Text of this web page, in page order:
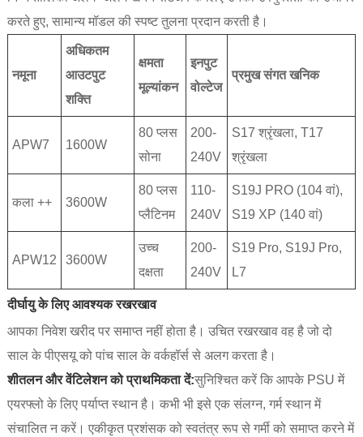
करते हुए, सामान्य मॉडल की स्पष्ट तुलना प्रदान करती है।
नमूना
अधिकतम
आउटपुट
शक्ति
क्षमता
मूल्यांकन
इनपुट
वोल्टेज
प्रमुख संगत खनिक
APW7 1600W
80 प्लस
सोना
200-
240V
S17 श्रृंखला, T17
श्रृंखला
कला ++ 3600W
80 प्लस
प्लैटिनम
110-
240V
S19J PRO (104 वां),
S19 XP (140 वां)
APW12 3600W
उच्च
दक्षता
200-
240V
S19 Pro, S19J Pro,
L7
दीर्घायु के लिए आवश्यक रखरखाव
आपका निवेश खरीद पर समाप्त नहीं होता है। उचित रखरखाव वह है जो दो
साल के पीएसयू को पांच साल के वर्कहॉर्स से अलग करता है।
शीतलन और वेंटिलेशन को प्राथमिकता दें:सुनिश्चित करें कि आपके PSU में
एयरफ्लो के लिए पर्याप्त स्थान है। कभी भी इसे एक संलग्न, गर्म स्थान में
संचालित न करें। एकीकृत प्रशंसक को स्वतंत्र रूप से गर्मी को समाप्त करने में